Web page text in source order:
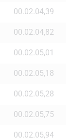
00.02.04,39
00.02.04,82
00.02.05,01
00.02.05,18
00.02.05,28
00.02.05,75
00.02.05,94